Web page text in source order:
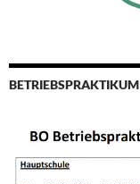
BETRIEBSPRAKTIKUM